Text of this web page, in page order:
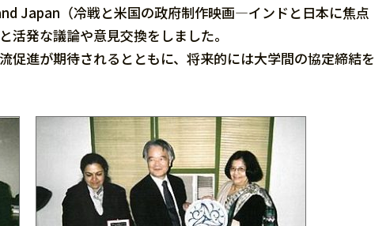
Japan（冷戦と米国の政府制作映画―インドと日本に焦点
発な議論や意見交換をしました。
進が期待されるとともに、将来的には大学間の協定締結を